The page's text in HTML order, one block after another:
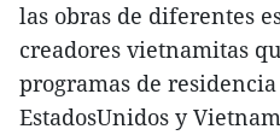
las obras de diferentes
creadores vietnamitas
programas de
EstadosUnidos y